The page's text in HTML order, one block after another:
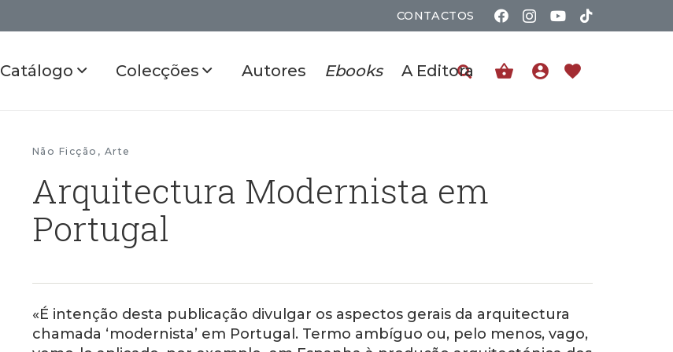
CONTACTOS
Catálogo Colecções Autores Ebooks A Editora shopping_basket account_circle favorite
Não Ficção , Arte
Arquitectura Modernista em
Portugal
«É intenção desta publicação divulgar os aspectos gerais da arquitectura
chamada ‘modernista’ em Portugal. Termo ambíguo ou, pelo menos, vago,